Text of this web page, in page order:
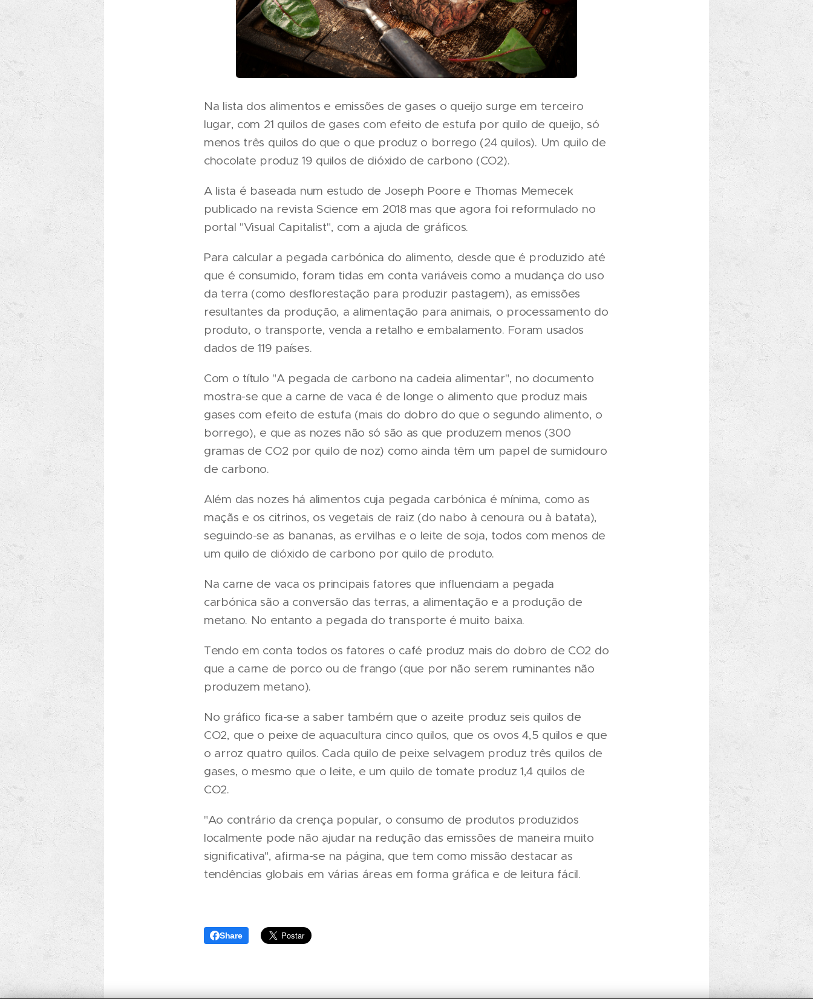
Na lista dos alimentos e emissões de gases o queijo surge em terceiro
lugar, com 21 quilos de gases com efeito de estufa por quilo de queijo, só
menos três quilos do que o que produz o borrego (24 quilos). Um quilo de
chocolate produz 19 quilos de dióxido de carbono (CO2).
A lista é baseada num estudo de Joseph Poore e Thomas Memecek
publicado na revista Science em 2018 mas que agora foi reformulado no
portal "Visual Capitalist", com a ajuda de gráficos.
Para calcular a pegada carbónica do alimento, desde que é produzido até
que é consumido, foram tidas em conta variáveis como a mudança do uso
da terra (como desflorestação para produzir pastagem), as emissões
resultantes da produção, a alimentação para animais, o processamento do
produto, o transporte, venda a retalho e embalamento. Foram usados
dados de 119 países.
Com o título "A pegada de carbono na cadeia alimentar", no documento
mostra-se que a carne de vaca é de longe o alimento que produz mais
gases com efeito de estufa (mais do dobro do que o segundo alimento, o
borrego), e que as nozes não só são as que produzem menos (300
gramas de CO2 por quilo de noz) como ainda têm um papel de sumidouro
de carbono.
Além das nozes há alimentos cuja pegada carbónica é mínima, como as
maçãs e os citrinos, os vegetais de raiz (do nabo à cenoura ou à batata),
seguindo-se as bananas, as ervilhas e o leite de soja, todos com menos de
um quilo de dióxido de carbono por quilo de produto.
Na carne de vaca os principais fatores que influenciam a pegada
carbónica são a conversão das terras, a alimentação e a produção de
metano. No entanto a pegada do transporte é muito baixa.
Tendo em conta todos os fatores o café produz mais do dobro de CO2 do
que a carne de porco ou de frango (que por não serem ruminantes não
produzem metano).
No gráfico fica-se a saber também que o azeite produz seis quilos de
CO2, que o peixe de aquacultura cinco quilos, que os ovos 4,5 quilos e que
o arroz quatro quilos. Cada quilo de peixe selvagem produz três quilos de
gases, o mesmo que o leite, e um quilo de tomate produz 1,4 quilos de
CO2.
"Ao contrário da crença popular, o consumo de produtos produzidos
localmente pode não ajudar na redução das emissões de maneira muito
significativa", afirma-se na página, que tem como missão destacar as
tendências globais em várias áreas em forma gráfica e de leitura fácil.
Share